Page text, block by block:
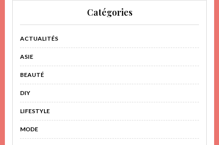
Catégories
ACTUALITÉS
ASIE
BEAUTÉ
DIY
LIFESTYLE
MODE